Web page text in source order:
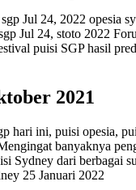
Jul 24, 2022 opesia
Jul 24, stoto 2022
puisi SGP hasil
2021
hari ini, puisi opesia,
banyaknya
Sydney dari berbagai
25 Januari 2022